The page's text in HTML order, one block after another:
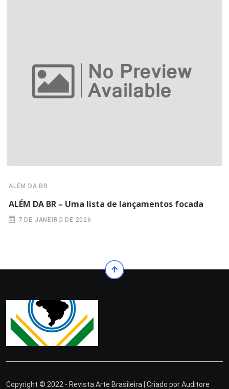
ALÉM DA BR
ALÉM DA BR – Uma lista de lançamentos focada
7 DE JANEIRO DE 2026
Copyright © 2022 - Revista Arte Brasileira | Criado porAuditore